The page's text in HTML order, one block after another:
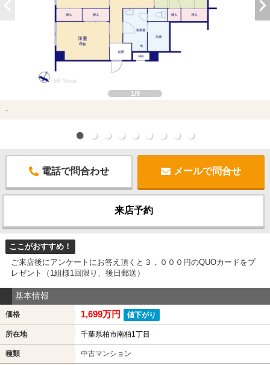
1/9
-
電話で問合わせ メールで問合せ
来店予約
ここがおすすめ！
ご来店後にアンケートにお答え頂くと３，０００円のQUOカードをプ
レゼント（1組様1回限り、後日郵送）
基本情報
価格 1,699万円 値下がり
所在地 千葉県柏市南柏1丁目
種類 中古マンション